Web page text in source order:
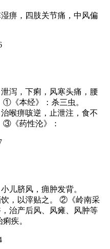
痹，四肢关节痛，中风偏
泻，下痢，风寒头痛，腰
《本经》：杀三虫。
喉痹咳逆，止泄注，食不
③《药性沦》：
儿脐风，痈肿发背。
，以滓贴之。 ②《岭南采
治产后风、风瘫、风肿等
疾。